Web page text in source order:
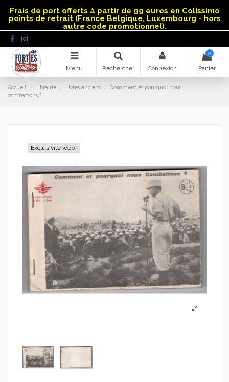
Frais de port offerts à partir de 99 euros en Colissimo
points de retrait (France Belgique, Luxembourg - hors
autre code promotionnel).
Menu Rechercher Connexion
0
Panier
Accueil Librairie Livres anciens
Comment et pourquoi nous
combattons ?
Exclusivité web !